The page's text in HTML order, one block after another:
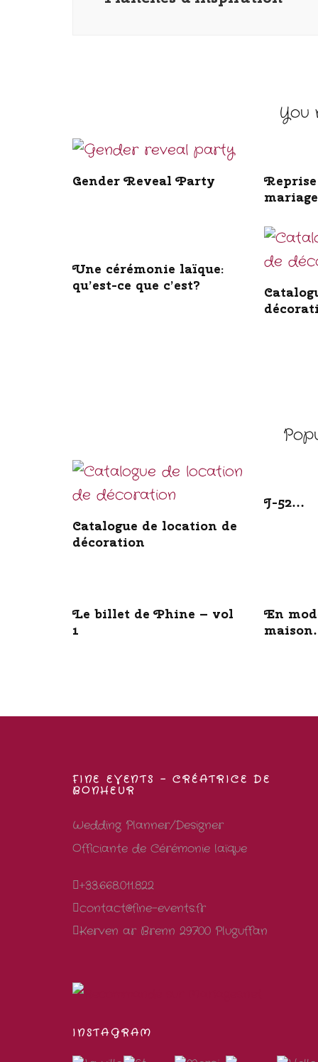
You
Gender Reveal Party
Une cérémonie laïque:
qu’est-ce que c’est?
Catalogue de location de
décoration
J-52…
Le billet de Phine – vol
1
En
FINE EVENTS – CRÉATRICE DE
BONHEUR
Wedding Planner/Designer
Officiante de Cérémonie laïque
+33.668.011.822
contact@fine-events.fr
Kerven ar Brenn 29700 Pluguffan
INSTAGRAM